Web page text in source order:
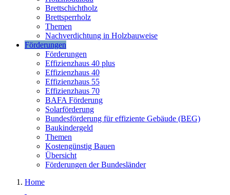
Brettschichtholz
Brettsperrholz
Themen
Nachverdichtung in Holzbauweise
Förderungen
Förderungen
Effizienzhaus 40 plus
Effizienzhaus 40
Effizienzhaus 55
Effizienzhaus 70
BAFA Förderung
Solarförderung
Bundesförderung für effiziente Gebäude (BEG)
Baukindergeld
Themen
Kostengünstig Bauen
Übersicht
Förderungen der Bundesländer
Home